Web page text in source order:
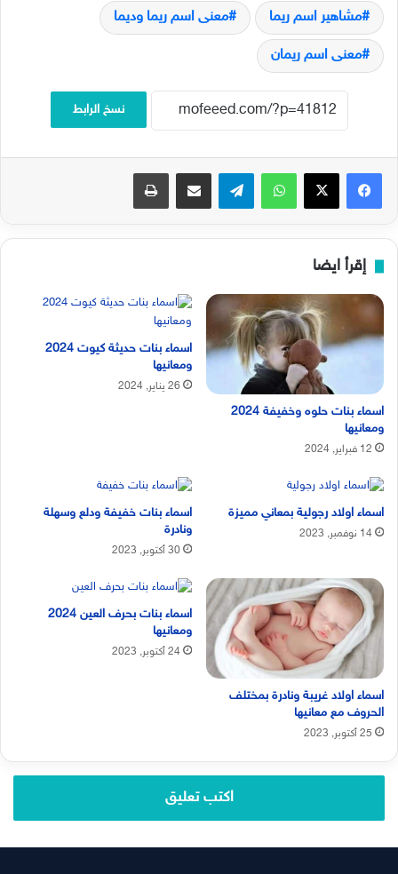
مشاهير اسم ريما معنى اسم ريما وديما
معنى اسم ريمان
نسخ الرابط
فيسبوك‫X واتساب تيلقرام مشاركة عبر البريد طباعة
إقرأ ايضا
اسماء بنات حلوه وخفيفة 2024
ومعانيها
12 فبراير, 2024
اسماء بنات حديثة كيوت 2024
ومعانيها
26 يناير, 2024
اسماء اولاد رجولية بمعاني مميزة
14 نوفمبر, 2023
اسماء بنات خفيفة ودلع وسهلة
ونادرة
30 أكتوبر, 2023
اسماء اولاد غريبة ونادرة بمختلف
الحروف مع معانيها
25 أكتوبر, 2023
اسماء بنات بحرف العين 2024
ومعانيها
24 أكتوبر, 2023
اكتب تعليق